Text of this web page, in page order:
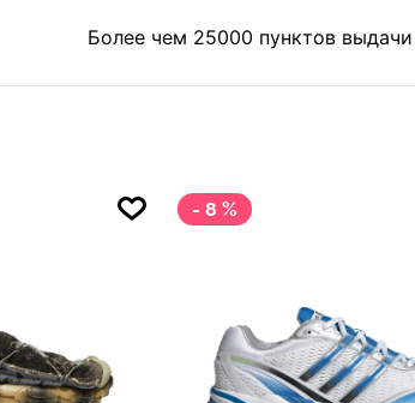
Более чем 25000 пунктов
- 8 %